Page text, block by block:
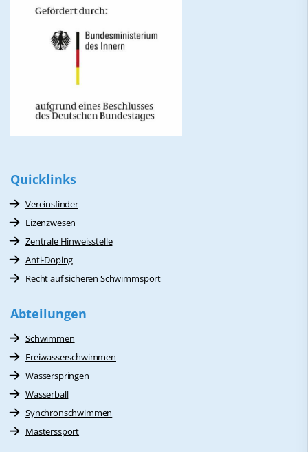
Quicklinks
Vereinsfinder
Lizenzwesen
Zentrale Hinweisstelle
Anti-Doping
Recht auf sicheren Schwimmsport
Abteilungen
Schwimmen
Freiwasserschwimmen
Wasserspringen
Wasserball
Synchronschwimmen
Masterssport